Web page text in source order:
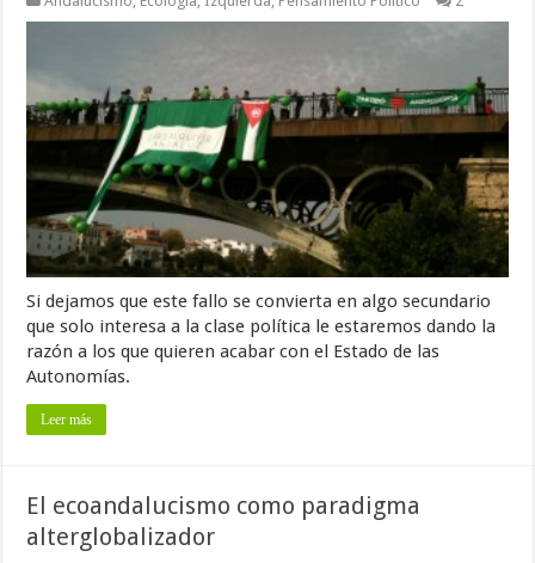
Si dejamos que este fallo se convierta en algo secundario
que solo interesa a la clase política le estaremos dando la
razón a los que quieren acabar con el Estado de las
Autonomías.
Leer más
El ecoandalucismo como paradigma
alterglobalizador